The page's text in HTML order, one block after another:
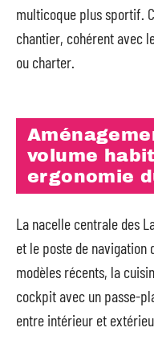
multicoque plus sportif.
chantier, cohérent avec
ou charter.
volume
ergonomie
La nacelle centrale des
et le poste de navigation
modèles récents, la
cockpit avec un passe-
entre intérieur et